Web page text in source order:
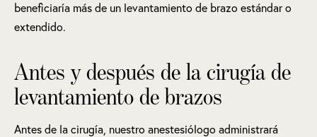
beneficiaría más de un levantamiento de brazo estándar o
extendido.
Antes y después de la cirugía de
levantamiento de brazos
Antes de la cirugía, nuestro anestesiólogo administrará